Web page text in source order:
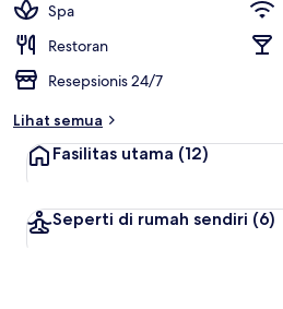
Spa
Restoran
Resepsionis 24/7
Lihat semua
Fasilitas utama (12)
Seperti di rumah sendiri (6)